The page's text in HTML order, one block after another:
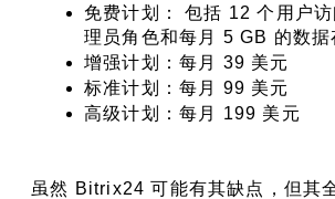
免费计划： 包括 12 个用户
理员角色和每月 5 GB 的数据
增强计划：每月 39 美元
标准计划：每月 99 美元
高级计划：每月 199 美元
虽然 Bitrix24 可能有其缺点，但其